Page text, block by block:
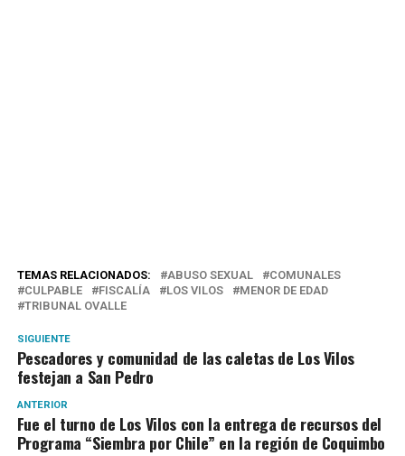
TEMAS RELACIONADOS: ABUSO SEXUAL
COMUNALES
CULPABLE
FISCALÍA LOS VILOS
MENOR DE EDAD
TRIBUNAL OVALLE
SIGUIENTE
Pescadores y comunidad de las caletas de Los Vilos
festejan a San Pedro
ANTERIOR
Fue el turno de Los Vilos con la entrega de recursos del
Programa “Siembra por Chile” en la región de Coquimbo